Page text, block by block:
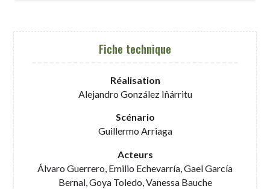
Fiche technique
Réalisation
Alejandro González Iñárritu
Scénario
Guillermo Arriaga
Acteurs
Álvaro Guerrero, Emilio Echevarría, Gael García
Bernal, Goya Toledo, Vanessa Bauche